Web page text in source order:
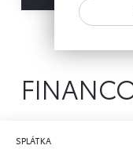
SPLÁTKA